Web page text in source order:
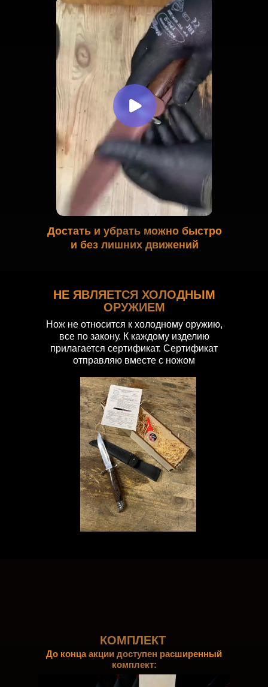
Достать и убрать можно быстро
и без лишних движений
НЕ ЯВЛЯЕТСЯ ХОЛОДНЫМ
ОРУЖИЕМ
Нож не относится к холодному оружию,
все по закону. К каждому изделию
прилагается сертификат. Сертификат
отправляю вместе с ножом
До конца акции доступен расширенный
комплект:
КОМПЛЕКТ